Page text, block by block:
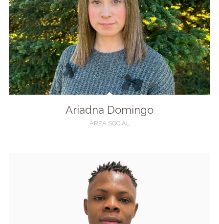
Ariadna Domingo
ÁREA SOCIAL